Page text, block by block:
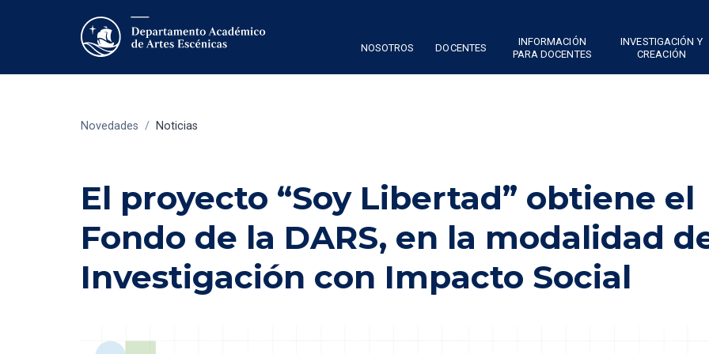
NOSOTROS DOCENTES
INFORMACIÓN
PARA DOCENTES
INVESTIGACIÓN Y
CREACIÓN
Novedades / Noticias
El proyecto “Soy Libertad” obtiene el
Fondo de la DARS, en la modalidad
Investigación con Impacto Social